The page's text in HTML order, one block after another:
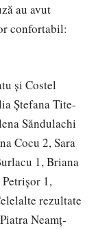
au avut
confortabil:
și Costel
Ștefana Tite-
Săndulachi
Cocu 2, Sara
1, Briana
1,
rezultate
Neamț-